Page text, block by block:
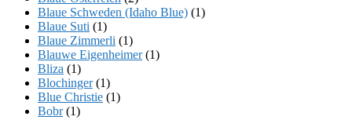
Blaue Schweden (Idaho Blue) (1)
Blaue Suti (1)
Blaue Zimmerli (1)
Blauwe Eigenheimer(1)
Bliza (1)
Blochinger(1)
Blue Christie (1)
Bobr(1)